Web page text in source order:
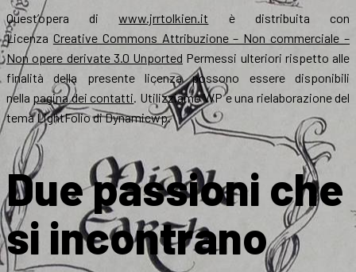
Quest’opera diwww.jrrtolkien.it è distribuita con
Licenza Creative Commons Attribuzione – Non commerciale –
Non opere derivate 3.0 Unported Permessi ulteriori rispetto alle
finalità della presente licenza possono essere disponibili
nella pagina dei contatti. Utilizziamo WP e una rielaborazione del
tema LightFolio di Dynamicwp.
Due passioni che
si incontrano